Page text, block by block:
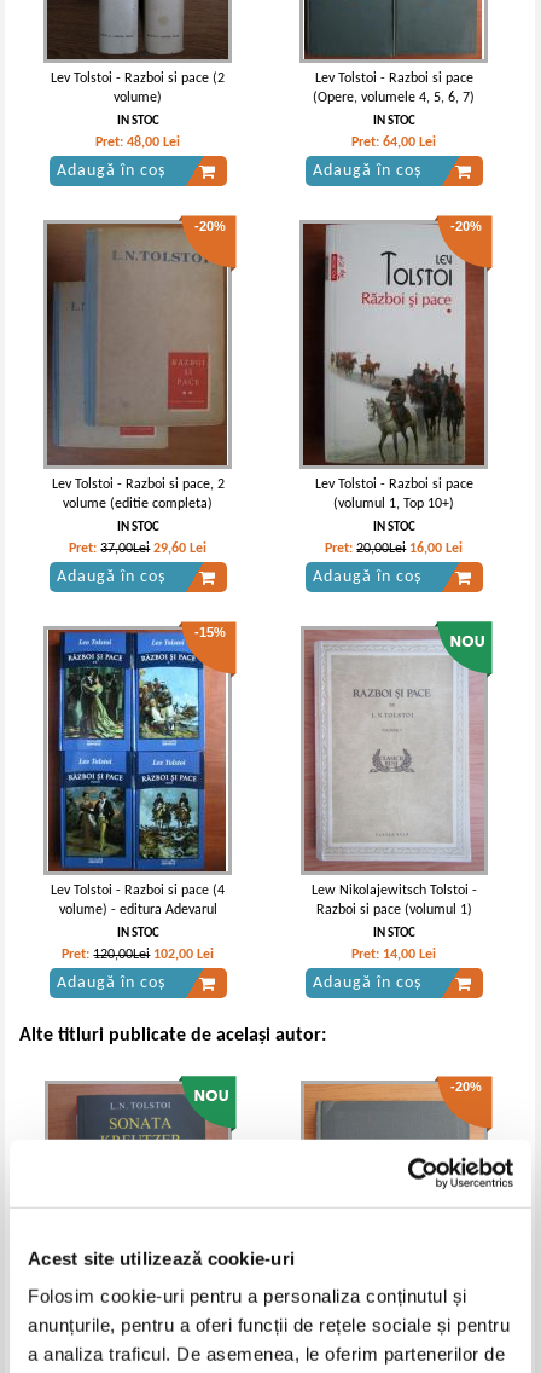
Acest site utilizează cookie-uri
Folosim cookie-uri pentru a personaliza conținutul și
anunțurile, pentru a oferi funcții de rețele sociale și pentru
a analiza traficul. De asemenea, le oferim partenerilor de
Lev Tolstoi - Razboi si pace (2
volume)
IN STOC
Pret:48,00 Lei
Adaugă în coș
Lev Tolstoi - Razboi si pace
(Opere, volumele 4, 5, 6, 7)
IN STOC
Pret:64,00 Lei
Adaugă în coș
-20%
Lev Tolstoi - Razboi si pace, 2
volume (editie completa)
IN STOC
Pret:37,00Lei 29,60 Lei
Adaugă în coș
-20%
Lev Tolstoi - Razboi si pace
(volumul 1, Top 10+)
IN STOC
Pret:20,00Lei 16,00 Lei
Adaugă în coș
-15%
Lev Tolstoi - Razboi si pace (4
volume) - editura Adevarul
IN STOC
Pret:120,00Lei 102,00 Lei
Adaugă în coș
Lew Nikolajewitsch Tolstoi -
Razboi si pace (volumul 1)
IN STOC
Pret: 14,00 Lei
Adaugă în coș
Alte titluri publicate de același autor:
Lev Tolstoi - Sonata Kreutzer
-20%
Lev Tolstoi - Opere (volumul 9)